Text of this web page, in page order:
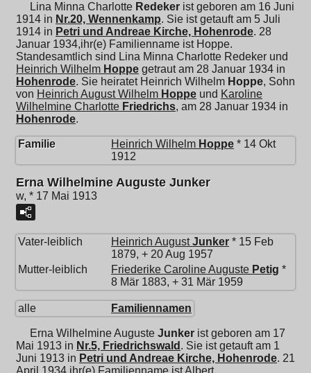
Lina Minna Charlotte Redeker ist geboren am 16 Juni
1914 in Nr.20, Wennenkamp. Sie ist getauft am 5 Juli
1914 in Petri und Andreae Kirche, Hohenrode. 28
Januar 1934,ihr(e) Familienname ist Hoppe.
Standesamtlich sind Lina Minna Charlotte Redeker und
Heinrich Wilhelm Hoppe getraut am 28 Januar 1934 in
Hohenrode. Sie heiratet Heinrich Wilhelm Hoppe, Sohn
von Heinrich August Wilhelm Hoppe und Karoline
Wilhelmine Charlotte Friedrichs, am 28 Januar 1934 in
Hohenrode.
Familie Heinrich Wilhelm Hoppe * 14 Okt
1912
Erna Wilhelmine Auguste Junker
w, * 17 Mai 1913
Vater-leiblich Heinrich August Junker * 15 Feb
1879, + 20 Aug 1957
Mutter-leiblich
Friederike Caroline Auguste Petig *
8 Mär 1883, + 31 Mär 1959
alle Familiennamen
Erna Wilhelmine Auguste Junker ist geboren am 17
Mai 1913 in Nr.5, Friedrichswald . Sie ist getauft am 1
Juni 1913 in Petri und Andreae Kirche, Hohenrode. 21
April 1934,ihr(e) Familienname ist Albert.